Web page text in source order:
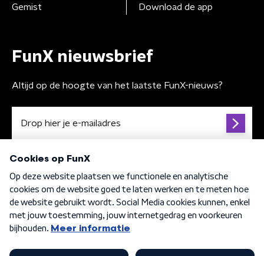
Gemist
Download de app
FunX nieuwsbrief
Altijd op de hoogte van het laatste FunX-nieuws?
Algemene voorwaarden Privacybeleid